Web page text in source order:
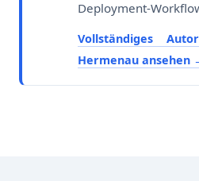
Deployment-
Vollständiges
Hermenau ansehen